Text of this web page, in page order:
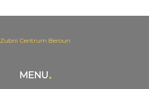
Zubní Centrum Beroun
MENU